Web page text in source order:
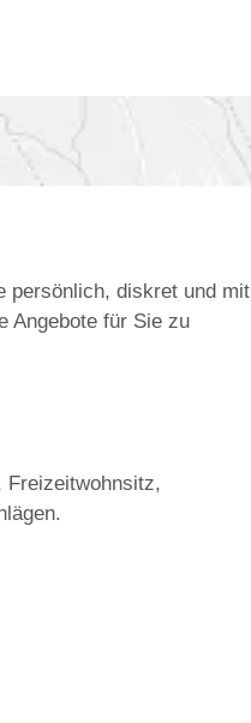
persönlich, diskret und mit
Angebote für Sie zu
Freizeitwohnsitz,